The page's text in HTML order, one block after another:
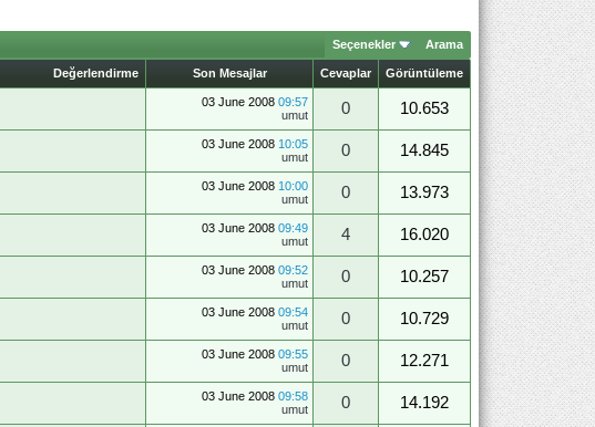
Seçenekler Arama
Değerlendirme Son Mesajlar Cevaplar Görüntüleme
03 June 2008 09:57
umut
0
10.653
03 June 2008 10:05
umut
0
14.845
03 June 2008 10:00
umut
0
13.973
03 June 2008 09:49
umut
4
16.020
03 June 2008 09:52
umut
0
10.257
03 June 2008 09:54
umut
0
10.729
03 June 2008 09:55
umut
0
12.271
03 June 2008 09:58
umut
0
14.192